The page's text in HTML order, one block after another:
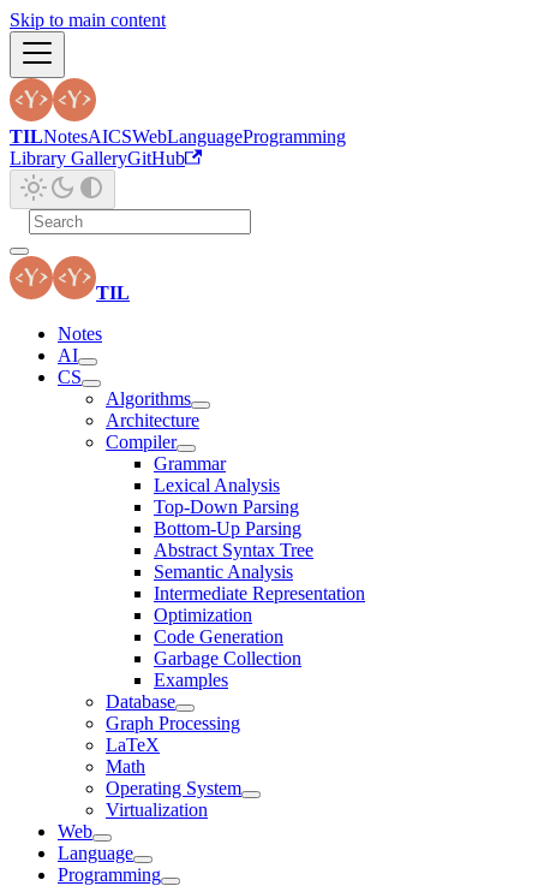
Skip to main content
TILNotesAICSWebLanguageProgramming
Library GalleryGitHub
TIL
Notes
AI
CS
Algorithms
Architecture
Compiler
Grammar
Lexical Analysis
Top-Down Parsing
Bottom-Up Parsing
Abstract Syntax Tree
Semantic Analysis
Intermediate Representation
Optimization
Code Generation
Garbage Collection
Examples
Database
Graph Processing
LaTeX
Math
Operating System
Virtualization
Web
Language
Programming